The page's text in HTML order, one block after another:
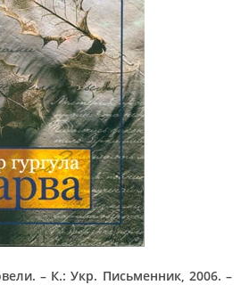
– К.: Укр. Письменник, 2006. –